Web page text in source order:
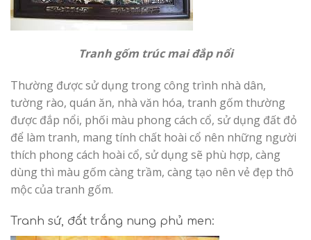
Tranh gốm trúc mai đắp nổi
Thường được sử dụng trong công trình nhà dân,
tường rào, quán ăn, nhà văn hóa, tranh gốm thường
được đắp nổi, phối màu phong cách cổ, sử dụng đất đỏ
để làm tranh, mang tính chất hoài cổ nên những người
thích phong cách hoài cổ, sử dụng sẽ phù hợp, càng
dùng thì màu gốm càng trầm, càng tạo nên vẻ đẹp thô
mộc của tranh gốm.
Tranh sứ, đất trắng nung phủ men: